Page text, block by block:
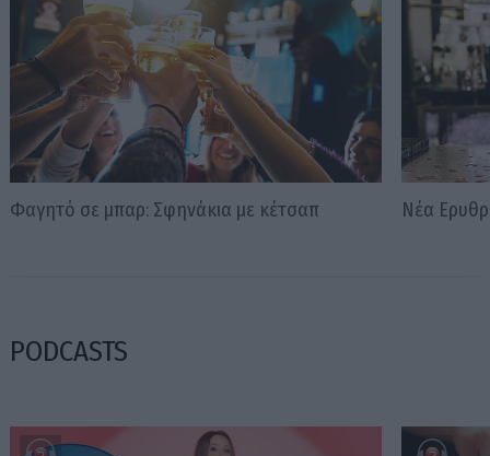
Φαγητό σε μπαρ: Σφηνάκια με κέτσαπ Νέα
PODCASTS